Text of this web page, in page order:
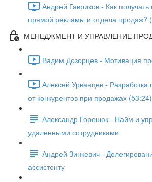
Андрей Гавриков - Как получать
прямой рекламы и отдела продаж?
МЕНЕДЖМЕНТ И УПРАВЛЕНИЕ
Вадим Дозорцев - Мотивация
Алексей Урванцев - Разработка
от конкурентов при продажах (53:24)
Александр Горенюк - Найм и
удаленными сотрудниками
Андрей Зинкевич -
ассистенту